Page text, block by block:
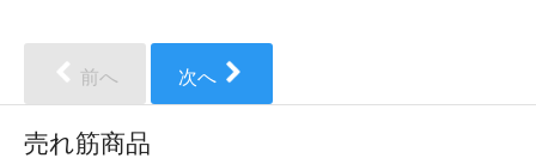
前へ 次へ
売れ筋商品